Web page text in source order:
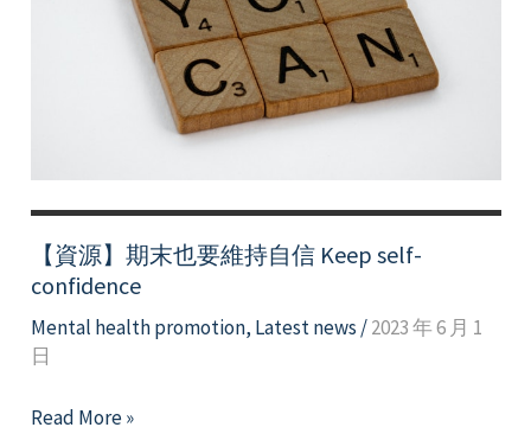
【資源】期末也要維持自信 Keep self-
confidence
Mental health promotion, Latest news /2023 年 6 月 1
日
【資
Read More »